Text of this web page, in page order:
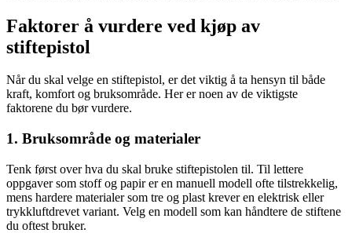
Faktorer å vurdere ved kjøp av
stiftepistol
Når du skal velge en stiftepistol, er det viktig å ta hensyn til både
kraft, komfort og bruksområde. Her er noen av de viktigste
faktorene du bør vurdere.
1. Bruksområde og materialer
Tenk først over hva du skal bruke stiftepistolen til. Til lettere
oppgaver som stoff og papir er en manuell modell ofte tilstrekkelig,
mens hardere materialer som tre og plast krever en elektrisk eller
trykkluftdrevet variant. Velg en modell som kan håndtere de stiftene
du oftest bruker.